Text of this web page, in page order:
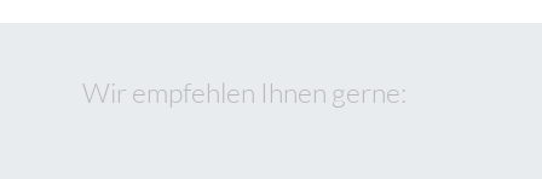
Wir empfehlen Ihnen gerne: